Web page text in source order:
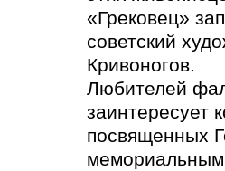
«Грековец»
советский
Кривоногов.
Любителей
заинтересует
посвященных